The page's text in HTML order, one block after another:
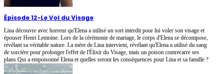
Épisode 12-Le Vol du Visage
Lina découvre avec horreur qu'Elena a utilisé un sort interdit pour lui voler son visage et
épouser Henri Lemoine. Lors de la cérémonie de mariage, le corps d'Elena se décompose,
révélant sa véritable nature. La mère de Lina intervient, révélant qu'Elena a utilisé du sang
de sorcière pour prolonger l'effet de l'Élixir du Visage, mais un poison contrecarre ses
plans.Qui a empoisonné Elena et quelles seront les conséquences pour Lina et sa famille ?